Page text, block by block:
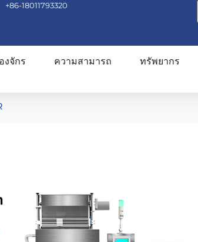
+86-18011793320
งจักร ความสามารถ ทรัพยากร